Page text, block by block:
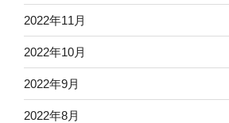
2022年11月
2022年10月
2022年9月
2022年8月